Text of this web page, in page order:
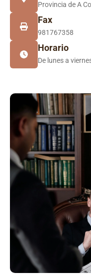
Provincia de A
Fax
981767358
Horario
De lunes a